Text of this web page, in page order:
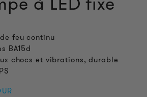
de feu continu
BA15d
chocs et vibrations, durable